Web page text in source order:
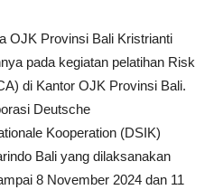
OJK Provinsi Bali Kristrianti
pada kegiatan pelatihan Risk
di Kantor OJK Provinsi Bali.
Deutsche
Kooperation (DSIK)
Bali yang dilaksanakan
8 November 2024 dan 11